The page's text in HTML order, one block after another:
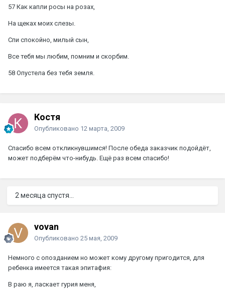
57 Как капли росы на розах,
На щеках моих слезы.
Спи спокойно, милый сын,
Все тебя мы любим, помним и скорбим.
58 Опустела без тебя земля.
Костя
Опубликовано 12 марта, 2009
Спасибо всем откликнувшимся! После обеда заказчик подойдёт,
может подберём что-нибудь. Ещё раз всем спасибо!
2 месяца спустя...
vovan
Опубликовано 25 мая, 2009
Немного с опозданием но может кому другому пригодится, для
ребенка имеется такая эпитафия:
В раю я, ласкает гурия меня,